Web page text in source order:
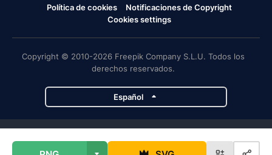
Política de cookies
Notificaciones de Copyright
Cookies settings
Copyright © 2010-2026 Freepik Company S.L.U. Todos los
derechos reservados.
Español